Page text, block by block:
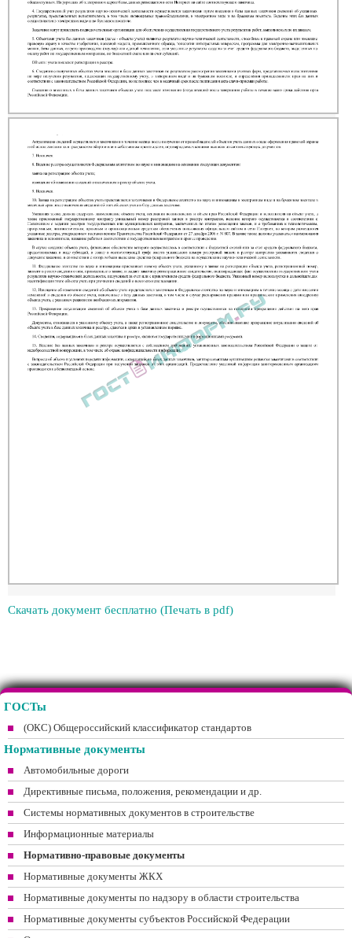
Скачать документ бесплатно (Печать в pdf)
ГОСТы
(ОКС) Общероссийский классификатор стандартов
Нормативные документы
Автомобильные дороги
Директивные письма, положения, рекомендации и др.
Системы нормативных документов в строительстве
Информационные материалы
Нормативно-правовые документы
Нормативные документы ЖКХ
Нормативные документы по надзору в области строительства
Нормативные документы субъектов Российской Федерации